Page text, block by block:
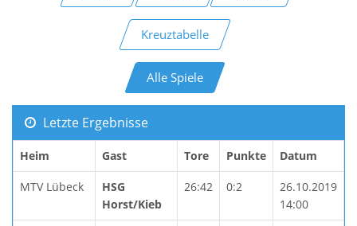
Kreuztabelle
Alle Spiele
Letzte Ergebnisse
Heim Gast Tore Punkte Datum
MTV Lübeck
HSG
Horst/Kieb
26:42 0:2
26.10.2019
14:00